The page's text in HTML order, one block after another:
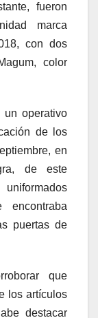
fueron
marca
con dos
color
un operativo
de los
en
de este
puertas de
que
los artículos
destacar